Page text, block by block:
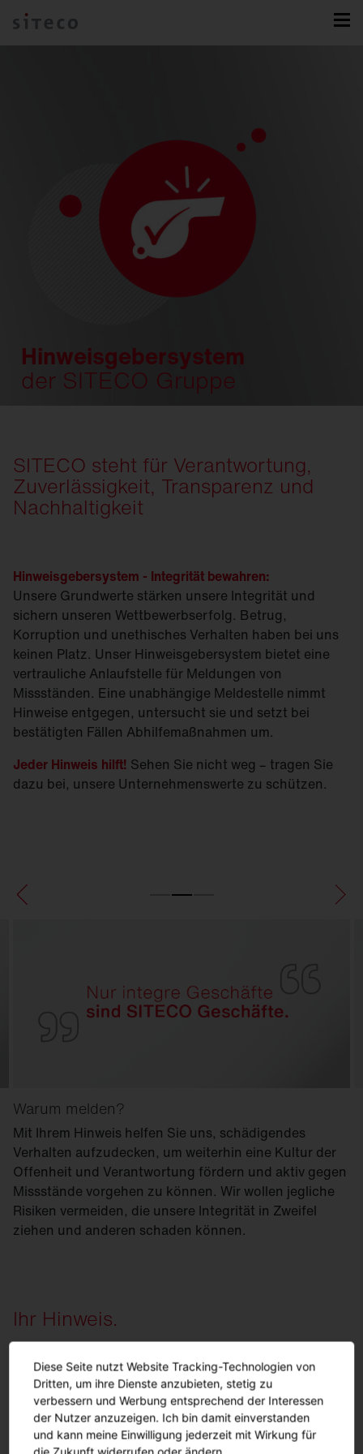
Hinweisgebersystem
der SITECO Gruppe
SITECO steht für Verantwortung,
Zuverlässigkeit, Transparenz und
Nachhaltigkeit
Hinweisgebersystem - Integrität bewahren:
Unsere Grundwerte stärken unsere Integrität und
sichern unseren Wettbewerbserfolg. Betrug,
Korruption und unethisches Verhalten haben bei uns
keinen Platz. Unser Hinweisgebersystem bietet eine
vertrauliche Anlaufstelle für Meldungen von
Missständen. Eine unabhängige Meldestelle nimmt
Hinweise entgegen, untersucht sie und setzt bei
bestätigten Fällen Abhilfemaßnahmen um.
Jeder Hinweis hilft! Sehen Sie nicht weg – tragen Sie
dazu bei, unsere Unternehmenswerte zu schützen.
Warum melden?
Mit Ihrem Hinweis helfen Sie uns, schädigendes
Verhalten aufzudecken, um weiterhin eine Kultur der
Offenheit und Verantwortung fördern und aktiv gegen
Missstände vorgehen zu können. Wir wollen jegliche
Risiken vermeiden, die unsere Integrität in Zweifel
ziehen und anderen schaden können.
Ihr Hinweis.
Wer kann Hinweise abgeben?
Jeder. Das Hinweisgebersystem ist sowohl für
Mitarbeitende als auch Personen und
Diese Seite nutzt Website Tracking-Technologien von
Dritten, um ihre Dienste anzubieten, stetig zu
verbessern und Werbung entsprechend der Interessen
der Nutzer anzuzeigen. Ich bin damit einverstanden
und kann meine Einwilligung jederzeit mit Wirkung für
die Zukunft widerrufen oder ändern.